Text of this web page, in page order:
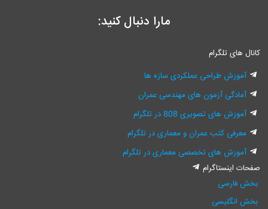
مارا دنبال کنید:
کانال های تلگرام
آموزش طراحی عملکردی سازه ها
آمادگی آزمون های مهندسی عمران
آموزش های تصویری 808 در تلگرام
معرفی کتب عمران و معماری در تلگرام
آموزش های تخصصی معماری در تلگرام
صفحات اینستاگرام
بخش فارسی
بخش انگلیسی